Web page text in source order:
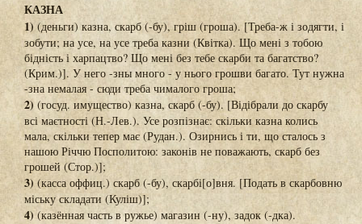
КАЗНА
1) (деньги) казна, скарб (-бу), гріш (гроша). [Треба-ж і зодягти, і
зобути; на усе, на усе треба казни (Квітка). Що мені з тобою
бідність і харпацтво? Що мені без тебе скарби та багатство?
(Крим.)]. У него -зны много - у нього грошви багато. Тут нужна
-зна немалая - сюди треба чималого гроша;
2) (госуд. имущество) казна, скарб (-бу). [Відібрали до скарбу
всі маєтності (Н.-Лев.). Усе розпізнає: скільки казна колись
мала, скільки тепер має (Рудан.). Озирнись і ти, що сталось з
нашою Річчю Посполитою: законів не поважають, скарб без
грошей (Стор.)];
3) (касса оффиц.) скарб (-бу), скарбі[о]вня. [Подать в скарбовню
міську складати (Куліш)];
4) (казённая часть в ружье) магазин (-ну), задок (-дка).